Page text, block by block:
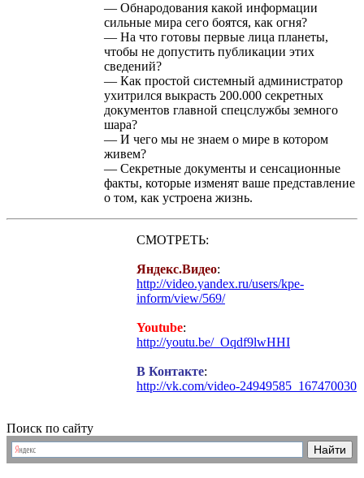
— Обнародования какой информации
сильные мира сего боятся, как огня?
— На что готовы первые лица планеты,
чтобы не допустить публикации этих
сведений?
— Как простой системный администратор
ухитрился выкрасть 200.000 секретных
документов главной спецслужбы земного
шара?
— И чего мы не знаем о мире в котором
живем?
— Секретные документы и сенсационные
факты, которые изменят ваше представление
о том, как устроена жизнь.
СМОТРЕТЬ:
Яндекс.Видео:
http://video.yandex.ru/users/kpe-
inform/view/569/
Youtube:
http://youtu.be/_Oqdf9lwHHI
В Контакте:
http://vk.com/video-24949585_167470030
Поиск по сайту